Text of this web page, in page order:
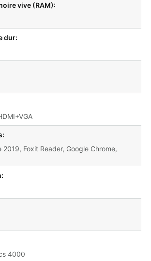
vive (RAM):
dur:
Foxit Reader, Google Chrome,
4000